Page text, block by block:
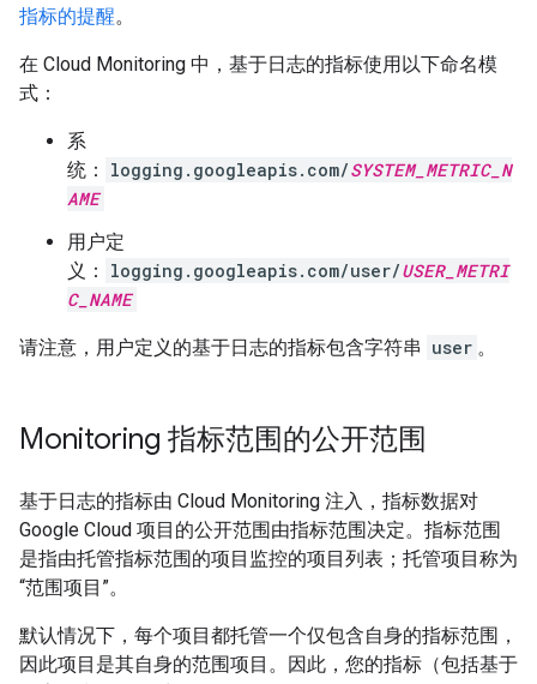
指标的提醒。
在 Cloud Monitoring 中，基于日志的指标使用以下命名模
式：
系
统：
logging.googleapis.com/SYSTEM_METRIC_N
AME
用户定
义：
logging.googleapis.com/user/USER_METRI
C_NAME
请注意，用户定义的基于日志的指标包含字符串 user 。
Monitoring 指标范围的公开范围
基于日志的指标由 Cloud Monitoring 注入，指标数据对
Google Cloud 项目的公开范围由指标范围决定。 指标范围
是指由托管指标范围的项目监控的项目列表；托管项目称为
“范围项目”。
默认情况下，每个项目都托管一个仅包含自身的指标范围，
因此项目是其自身的范围项目。因此，您的指标（包括基于